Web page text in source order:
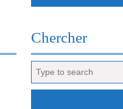
Chercher
for: